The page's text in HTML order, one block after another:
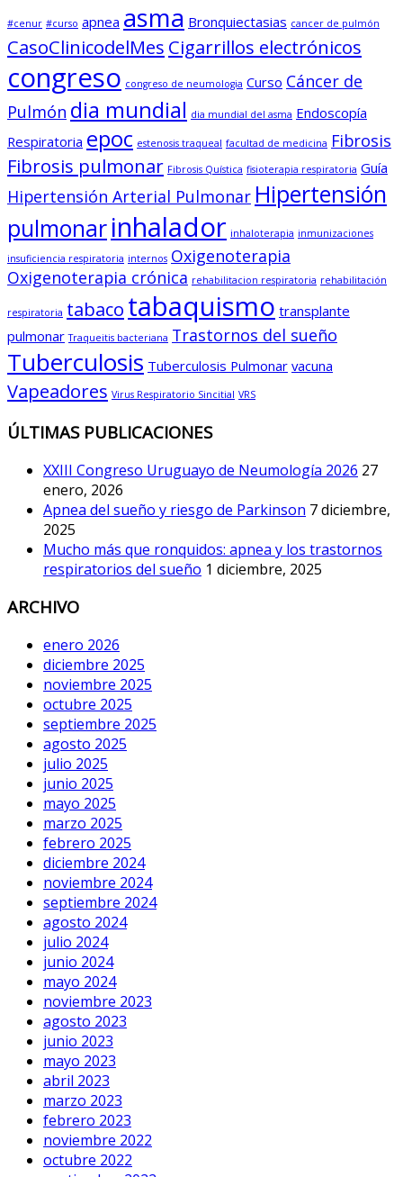
#cenur #curso apnea asma Bronquiectasias cancer de pulmón
CasoClinicodelMes Cigarrillos electrónicos
congreso congreso de neumologia Curso Cáncer de
Pulmón dia mundial dia mundial del asma Endoscopía
Respiratoria epoc estenosis traqueal facultad de medicina Fibrosis
Fibrosis pulmonar Fibrosis Quística fisioterapia respiratoria Guía
Hipertensión Arterial Pulmonar Hipertensión
pulmonarinhalador inhaloterapia inmunizaciones
insuficiencia respiratoria internos Oxigenoterapia
Oxigenoterapia crónica rehabilitacion respiratoria rehabilitación
respiratoria tabaco tabaquismo transplante
pulmonar Traqueitis bacteriana Trastornos del sueño
Tuberculosis Tuberculosis Pulmonar vacuna
Vapeadores Virus Respiratorio Sincitial VRS
ÚLTIMAS PUBLICACIONES
XXIII Congreso Uruguayo de Neumología 2026 27
enero, 2026
Apnea del sueño y riesgo de Parkinson 7 diciembre,
2025
Mucho más que ronquidos: apnea y los trastornos
respiratorios del sueño 1 diciembre, 2025
ARCHIVO
enero 2026
diciembre 2025
noviembre 2025
octubre 2025
septiembre 2025
agosto 2025
julio 2025
junio 2025
mayo 2025
marzo 2025
febrero 2025
diciembre 2024
noviembre 2024
septiembre 2024
agosto 2024
julio 2024
junio 2024
mayo 2024
noviembre 2023
agosto 2023
junio 2023
mayo 2023
abril 2023
marzo 2023
febrero 2023
noviembre 2022
octubre 2022